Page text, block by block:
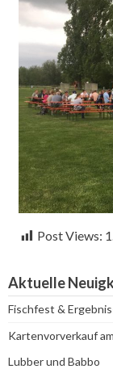
Post Views:
Aktuelle
Fischfest &
Kartenvorverkauf
Lubber und Babbo